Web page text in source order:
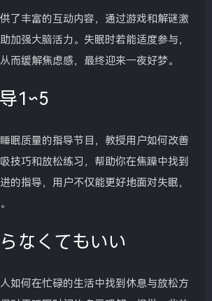
了丰富的互动内容，通过游戏和解谜激
加强大脑活力。失眠时若能适度参与，
而缓解焦虑感，最终迎来一夜好梦。
1∽5
眠质量的指导节目，教授用户如何改善
技巧和放松练习，帮助你在焦躁中找到
的指导，用户不仅能更好地面对失眠，
なくてもいい
如何在忙碌的生活中找到休息与放松方